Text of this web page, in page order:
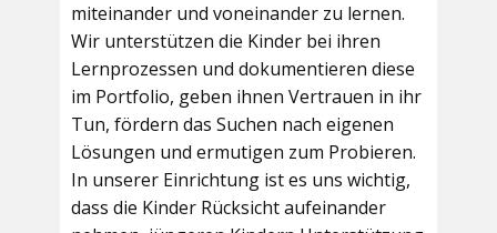
miteinander und voneinander zu lernen.
Wir unterstützen die Kinder bei ihren
Lernprozessen und dokumentieren diese
im Portfolio, geben ihnen Vertrauen in ihr
Tun, fördern das Suchen nach eigenen
Lösungen und ermutigen zum Probieren.
In unserer Einrichtung ist es uns wichtig,
dass die Kinder Rücksicht aufeinander